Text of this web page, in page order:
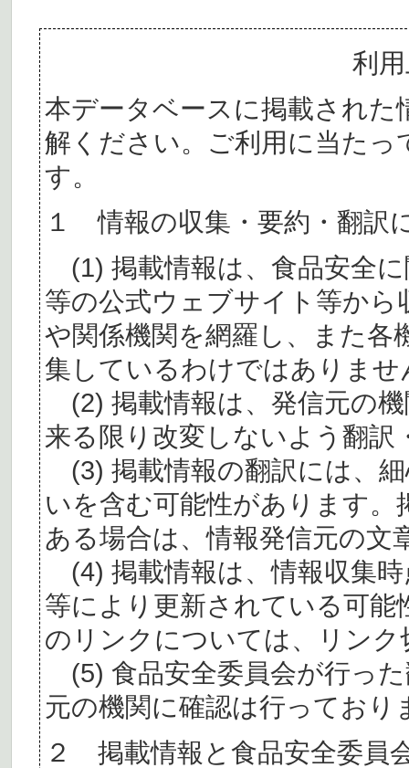
利
本データベースに掲載された
解ください。ご利用に当た
す。
１ 情報の収集・要約・翻訳
(1) 掲載情報は、食品安全
等の公式ウェブサイト等か
や関係機関を網羅し、また各
集しているわけではありませ
(2) 掲載情報は、発信元の
来る限り改変しないよう翻訳
(3) 掲載情報の翻訳には、
いを含む可能性があります。
ある場合は、情報発信元の文
(4) 掲載情報は、情報収集
等により更新されている可
のリンクについては、リン
(5) 食品安全委員会が行っ
元の機関に確認は行っており
２ 掲載情報と食品安全委員